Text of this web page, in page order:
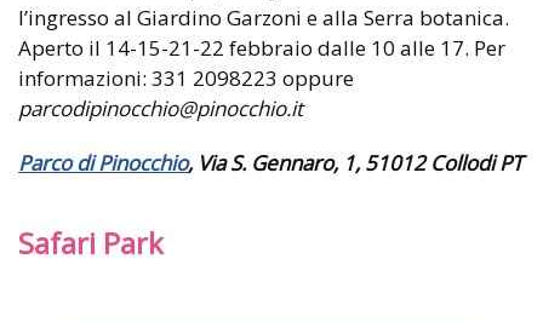
l’ingresso al Giardino Garzoni e alla Serra botanica.
Aperto il 14-15-21-22 febbraio dalle 10 alle 17. Per
informazioni: 331 2098223 oppure
parcodipinocchio@pinocchio.it
Parco di Pinocchio, Via S. Gennaro, 1, 51012 Collodi PT
Safari Park